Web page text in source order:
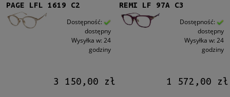
PAGE LFL 1619 C2
Dostępność:
dostępny
Wysyłka w: 24
godziny
3 150,00 zł
REMI LF 97A C3
Dostępność:
dostępny
Wysyłka w: 24
godziny
1 572,00 zł